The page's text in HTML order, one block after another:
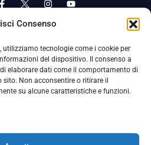
Consenso
utilizziamo tecnologie come i cookie per
del dispositivo. Il consenso a
elaborare dati come il comportamento di
Non acconsentire o ritirare il
su alcune caratteristiche e funzioni.
Cookie Policy
dei Dati Personali (DPO), figura specializzata che vigila sulle modalità
per tutelare i Suoi dati personali.
il DPO può scrivere a